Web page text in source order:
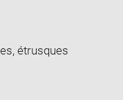
étrusques